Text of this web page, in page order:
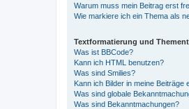
Warum muss mein Beitrag erst
Wie markiere ich ein Thema als
Textformatierung und
Was ist BBCode?
Kann ich HTML benutzen?
Was sind Smilies?
Kann ich Bilder in meine Beiträge
Was sind globale
Was sind Bekanntmachungen?